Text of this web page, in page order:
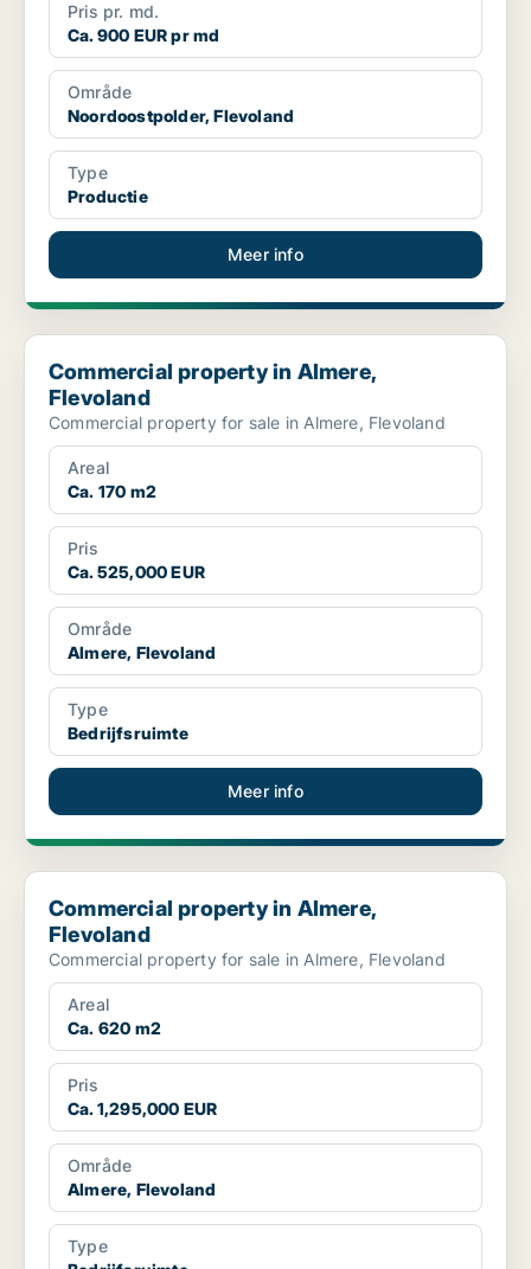
Pris pr. md.
Ca. 900 EUR pr md
Område
Noordoostpolder, Flevoland
Type
Productie
Meer info
Commercial property in Almere, Flevoland
Commercial property in Almere,
Flevoland
Commercial property for sale in Almere, Flevoland
Areal
Ca. 170 m2
Pris
Ca. 525,000 EUR
Område
Almere, Flevoland
Type
Bedrijfsruimte
Meer info
Commercial property in Almere, Flevoland
Commercial property in Almere,
Flevoland
Commercial property for sale in Almere, Flevoland
Areal
Ca. 620 m2
Pris
Ca. 1,295,000 EUR
Område
Almere, Flevoland
Type